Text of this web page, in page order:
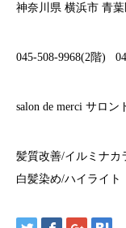
神奈川県 横浜市 青葉
045-508-9968(2 階)
salon de merci サロン
髪質改善/イルミナカ
白髪染め/ハイライト